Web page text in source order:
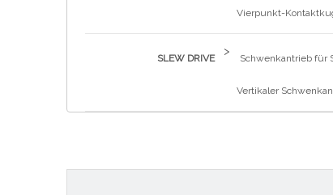
Vierpunkt-
SLEW DRIVE
>
Schwenkantrieb für
Vertikaler